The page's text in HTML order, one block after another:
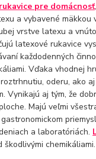
rukavice pre domácnosť
a vybavené mäkkou
vrstve latexu a
latexové rukavice
každodenných
Vďaka vhodnej
oderu, ako aj
Vynikajú aj tým, že
Majú veľmi
a laboratóriách.
škodlivými chemikáliami.